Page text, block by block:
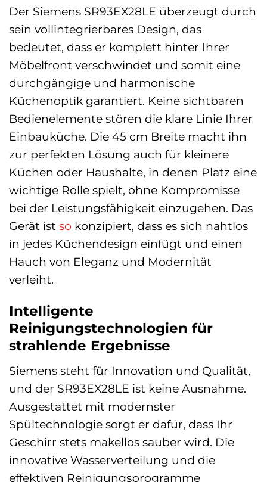
Der Siemens SR93EX28LE überzeugt durch
sein vollintegrierbares Design, das
bedeutet, dass er komplett hinter Ihrer
Möbelfront verschwindet und somit eine
durchgängige und harmonische
Küchenoptik garantiert. Keine sichtbaren
Bedienelemente stören die klare Linie Ihrer
Einbauküche. Die 45 cm Breite macht ihn
zur perfekten Lösung auch für kleinere
Küchen oder Haushalte, in denen Platz eine
wichtige Rolle spielt, ohne Kompromisse
bei der Leistungsfähigkeit einzugehen. Das
Gerät ist so konzipiert, dass es sich nahtlos
in jedes Küchendesign einfügt und einen
Hauch von Eleganz und Modernität
verleiht.
Intelligente
Reinigungstechnologien für
strahlende Ergebnisse
Siemens steht für Innovation und Qualität,
und der SR93EX28LE ist keine Ausnahme.
Ausgestattet mit modernster
Spültechnologie sorgt er dafür, dass Ihr
Geschirr stets makellos sauber wird. Die
innovative Wasserverteilung und die
effektiven Reinigungsprogramme